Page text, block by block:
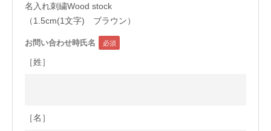
会員サービス
店舗リスト
ヘルプ
大量購入・法人向けの購入の方は
名入れ刺繍Wood stock
（1.5cm(1文字) ブラウン）
お問い合わせ時氏名
［姓］
［名］